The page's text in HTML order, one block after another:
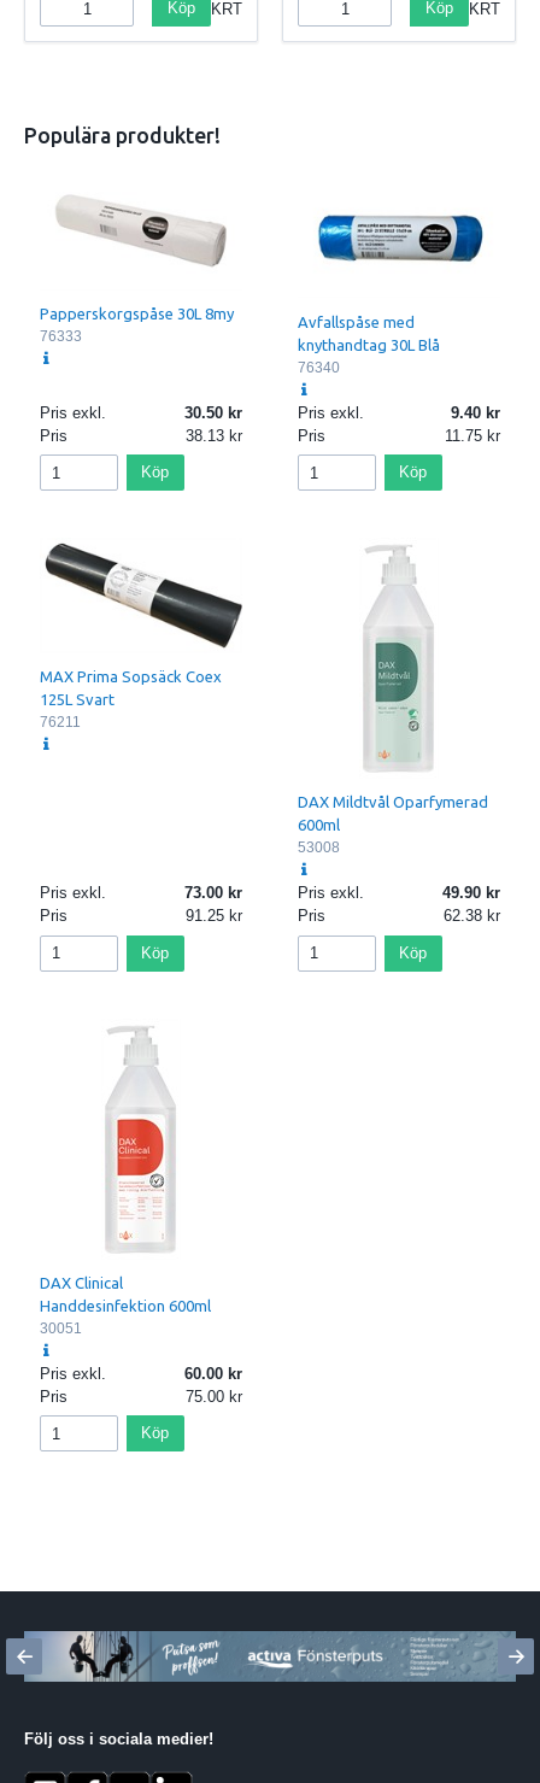
Köp KRT Köp KRT
Populära produkter!
Papperskorgspåse 30L 8my
76333
Pris exkl.
30.50
Pris
38.13
Köp
Avfallspåse med
knythandtag 30L Blå
76340
Pris exkl.
9.40
Pris
11.75
Köp
MAX Prima Sopsäck Coex
125L Svart
76211
Pris exkl.
73.00
Pris
91.25
Köp
DAX Mildtvål Oparfymerad
600ml
53008
Pris exkl.
49.90
Pris
62.38
Köp
DAX Clinical
Handdesinfektion 600ml
30051
Pris exkl.
60.00
Pris
75.00
Köp
Följ oss i sociala medier!